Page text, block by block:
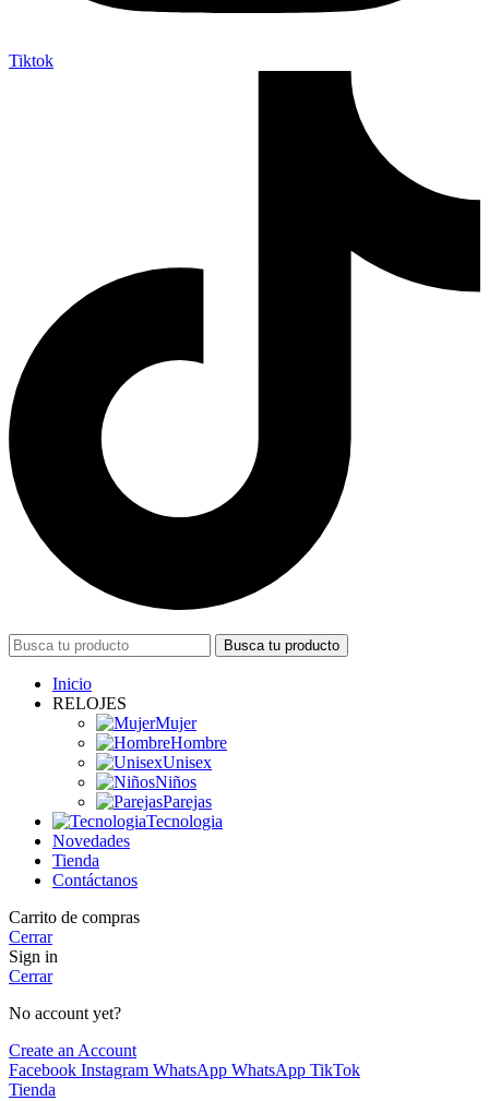
Tiktok
Busca tu producto
Inicio
RELOJES
Mujer
Hombre
Unisex
Niños
Parejas
Tecnologia
Novedades
Tienda
Contáctanos
Carrito de compras
Cerrar
Sign in
Cerrar
No account yet?
Create an Account
Facebook Instagram WhatsApp WhatsApp TikTok
Tienda